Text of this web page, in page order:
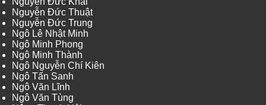
Nguyễn Đức Thuật
Nguyễn Đức Trung
Ngô Lê Nhật Minh
Ngô Minh Phong
Ngô Minh Thành
Ngô Nguyễn Chí Kiên
Ngô Tấn Sanh
Ngô Văn Lĩnh
Ngô Văn Tùng